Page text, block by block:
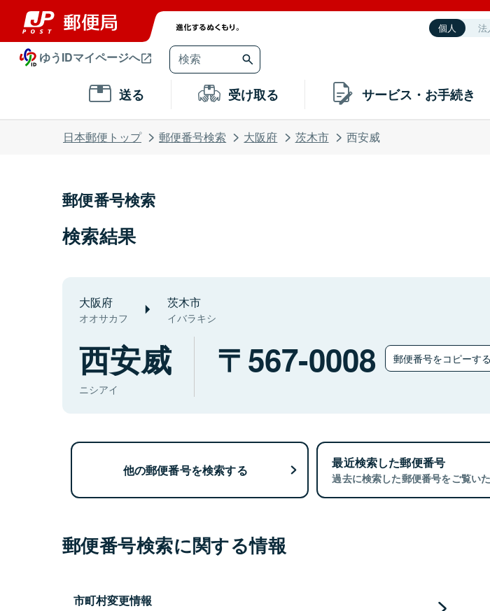
個人 法
ゆうIDマイページへ
送る 受け取る サービス・お手続き
日本郵便トップ 郵便番号検索 大阪府 茨木市 西安威
郵便番号検索
検索結果
大阪府
オオサカフ
茨木市
イバラキシ
西安威
ニシアイ
567-0008 郵便番号をコピーする
他の郵便番号を検索する 最近検索した郵便番号
過去に検索した郵便番号をご覧いた
郵便番号検索に関する情報
市町村変更情報